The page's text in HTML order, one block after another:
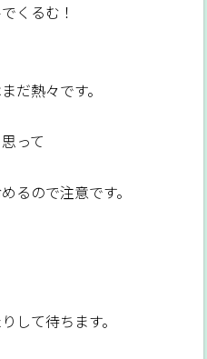
くるむ！
だ熱々です。
って
るので注意です。
して待ちます。